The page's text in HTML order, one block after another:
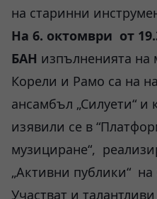
на старинни
На 6. октомври от
БАН изпълненията на
Корели и Рамо са на
ансамбъл „Силуети“
изявили се в
музициране“,
„Активни публики“
Участват и